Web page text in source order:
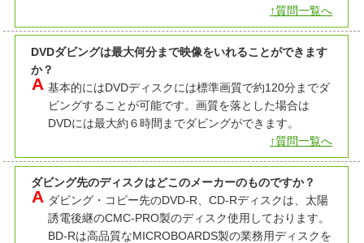
↑質問一覧へ
DVDダビングは最大何分まで映像をいれることができます
か？
基本的にはDVDディスクには標準画質で約120分までダ
ビングすることが可能です。画質を落とした場合は
DVDには最大約６時間までダビングができます。
↑質問一覧へ
ダビング先のディスクはどこのメーカーのものですか？
ダビング・コピー先のDVD-R、CD-Rディスクは、太陽
誘電後継のCMC-PRO製のディスク使用しております。
BD-Rは高品質なMICROBOARDS製の業務用ディスクを